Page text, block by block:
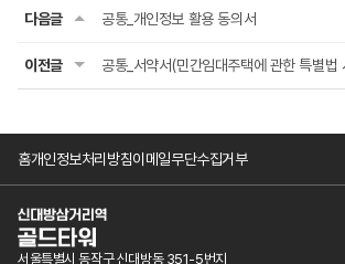
다음글 공통_개인정보 활용 동의서
이전글 공통_서약서(민간임대주택에 관한 특별법
홈개인정보처리방침이메일무단수집거부
서울특별시 동작구 신대방동 351-5번지